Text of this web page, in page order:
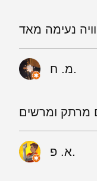
נעימה מאד
מ. ח.
מרתק ומרשים
א. פ.